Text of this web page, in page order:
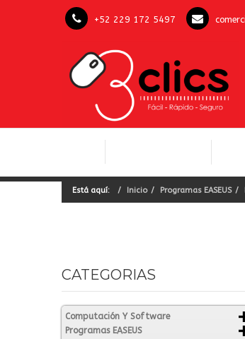
+52 229 172 5497
Está aquí: Inicio Programas EASEUS
CATEGORIAS
Computación Y Software
Programas EASEUS